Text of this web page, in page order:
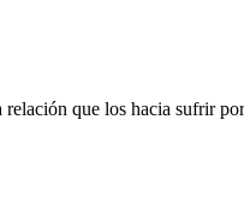
que los hacia sufrir